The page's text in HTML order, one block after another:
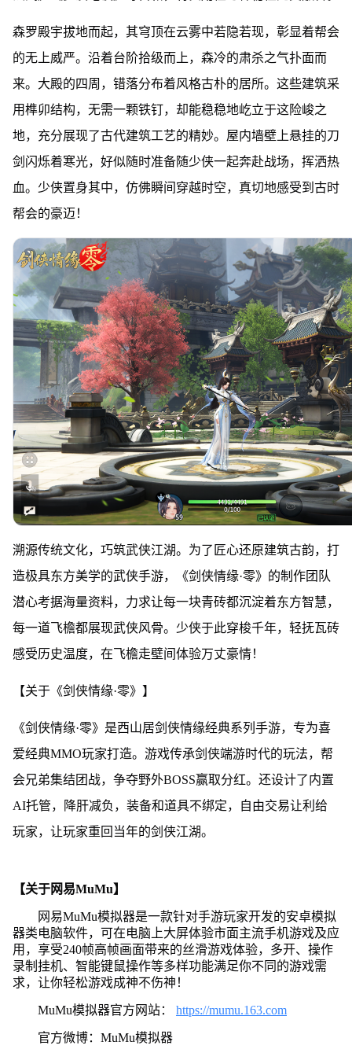
森罗殿宇拔地而起，其穹顶在云雾中若隐若现，彰显着帮会
的无上威严。沿着台阶拾级而上，森冷的肃杀之气扑面而
来。大殿的四周，错落分布着风格古朴的居所。这些建筑采
用榫卯结构，无需一颗铁钉，却能稳稳地屹立于这险峻之
地，充分展现了古代建筑工艺的精妙。屋内墙壁上悬挂的刀
剑闪烁着寒光，好似随时准备随少侠一起奔赴战场，挥洒热
血。少侠置身其中，仿佛瞬间穿越时空，真切地感受到古时
帮会的豪迈！
溯源传统文化，巧筑武侠江湖。为了匠心还原建筑古韵，打
造极具东方美学的武侠手游，《剑侠情缘·零》的制作团队
潜心考据海量资料，力求让每一块青砖都沉淀着东方智慧，
每一道飞檐都展现武侠风骨。少侠于此穿梭千年，轻抚瓦砖
感受历史温度，在飞檐走壁间体验万丈豪情！
【关于《剑侠情缘·零》】
《剑侠情缘·零》是西山居剑侠情缘经典系列手游，专为喜
爱经典MMO玩家打造。游戏传承剑侠端游时代的玩法，帮
会兄弟集结团战，争夺野外BOSS赢取分红。还设计了内置
AI托管，降肝减负，装备和道具不绑定，自由交易让利给
玩家，让玩家重回当年的剑侠江湖。
【关于网易MuMu】
网易MuMu模拟器是一款针对手游玩家开发的安卓模拟
器类电脑软件，可在电脑上大屏体验市面主流手机游戏及应
用，享受240帧高帧画面带来的丝滑游戏体验，多开、操作
录制挂机、智能键鼠操作等多样功能满足你不同的游戏需
求，让你轻松游戏成神不伤神！
MuMu模拟器官方网站： https://mumu.163.com
官方微博：MuMu模拟器